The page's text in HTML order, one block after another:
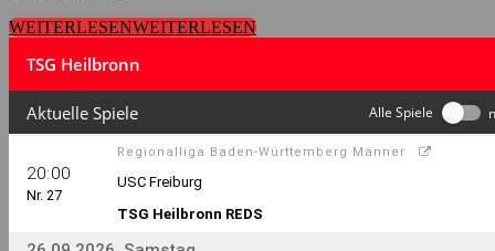
WEITERLESENWEITERLESEN